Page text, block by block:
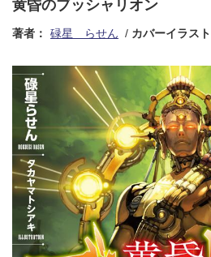
黄昏のブッシャリオン
著者： 碌星 らせん カバーイラスト